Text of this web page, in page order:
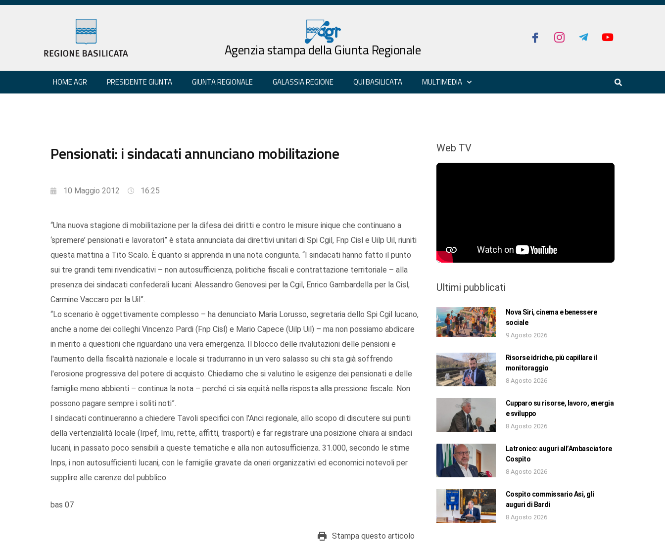
Agenzia stampa della Giunta Regionale
HOME AGR PRESIDENTE GIUNTA GIUNTA REGIONALE GALASSIA REGIONE QUI BASILICATA MULTIMEDIA
Pensionati: i sindacati annunciano mobilitazione
10 Maggio 2012 16:25
“Una nuova stagione di mobilitazione per la difesa dei diritti e contro le misure inique che continuano a
‘spremere’ pensionati e lavoratori” è stata annunciata dai direttivi unitari di Spi Cgil, Fnp Cisl e Uilp Uil, riuniti
questa mattina a Tito Scalo. È quanto si apprenda in una nota congiunta. “I sindacati hanno fatto il punto
sui tre grandi temi rivendicativi – non autosufficienza, politiche fiscali e contrattazione territoriale – alla
presenza dei sindacati confederali lucani: Alessandro Genovesi per la Cgil, Enrico Gambardella per la Cisl,
Carmine Vaccaro per la Uil”.
“Lo scenario è oggettivamente complesso – ha denunciato Maria Lorusso, segretaria dello Spi Cgil lucano,
anche a nome dei colleghi Vincenzo Pardi (Fnp Cisl) e Mario Capece (Uilp Uil) – ma non possiamo abdicare
in merito a questioni che riguardano una vera emergenza. Il blocco delle rivalutazioni delle pensioni e
l'aumento della fiscalità nazionale e locale si tradurranno in un vero salasso su chi sta già soffrendo
l'erosione progressiva del potere di acquisto. Chiediamo che si valutino le esigenze dei pensionati e delle
famiglie meno abbienti – continua la nota – perché ci sia equità nella risposta alla pressione fiscale. Non
possono pagare sempre i soliti noti”.
I sindacati continueranno a chiedere Tavoli specifici con l'Anci regionale, allo scopo di discutere sui punti
della vertenzialità locale (Irpef, Imu, rette, affitti, trasporti) e far registrare una posizione chiara ai sindaci
lucani, in passato poco sensibili a queste tematiche e alla non autosufficienza. 31.000, secondo le stime
Inps, i non autosufficienti lucani, con le famiglie gravate da oneri organizzativi ed economici notevoli per
supplire alle carenze del pubblico.
bas 07
Stampa questo articolo
Web TV
Ultimi pubblicati
Nova Siri, cinema e benessere
sociale
9 Agosto 2026
Risorse idriche, più capillare il
monitoraggio
8 Agosto 2026
Cupparo su risorse, lavoro, energia
e sviluppo
8 Agosto 2026
Latronico: auguri all’Ambasciatore
Cospito
8 Agosto 2026
Cospito commissario Asi, gli
auguri di Bardi
8 Agosto 2026